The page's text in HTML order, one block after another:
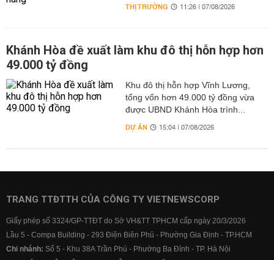
THỊ TRƯỜNG 11:26 | 07/08/2026
Khánh Hòa đề xuất làm khu đô thị hỗn hợp hơn
49.000 tỷ đồng
Khu đô thị hỗn hợp Vĩnh Lương,
tổng vốn hơn 49.000 tỷ đồng vừa
được UBND Khánh Hòa trình...
DỰ ÁN 15:04 | 07/08/2026
TRANG TTĐTTH CỦA CÔNG TY VIETNEWSCORP
Giấy phép số 3324/GP-TTĐT do Sở VH&TT TPHCM cấp ngày 20/3/2026
Lầu 5 - Compa Building - 293 Điện Biên Phủ - Phường Gia Định - TP.HCM
Chi nhánh: Số 5 - Khu 38A Trần Phú - Phường Ba Đình - TP. Hà Nội